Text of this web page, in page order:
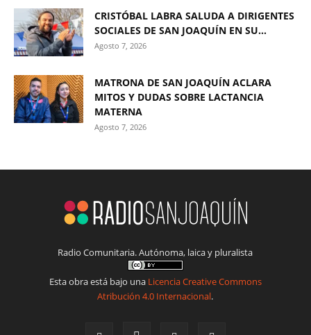
CRISTÓBAL LABRA SALUDA A DIRIGENTES
SOCIALES DE SAN JOAQUÍN EN SU...
Agosto 7, 2026
MATRONA DE SAN JOAQUÍN ACLARA
MITOS Y DUDAS SOBRE LACTANCIA
MATERNA
Agosto 7, 2026
Radio Comunitaria. Autónoma, laica y pluralista
Esta obra está bajo una Licencia Creative Commons
Atribución 4.0 Internacional.